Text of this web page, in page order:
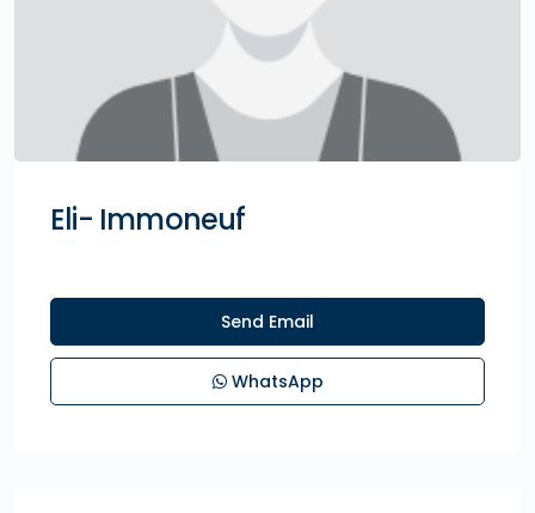
Eli- Immoneuf
Send Email
WhatsApp